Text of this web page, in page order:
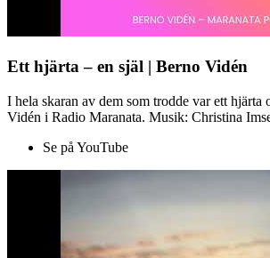
Ett hjärta – en själ | Berno Vidén
I hela skaran av dem som trodde var ett hjärta
Vidén i Radio Maranata. Musik: Christina
Se på YouTube